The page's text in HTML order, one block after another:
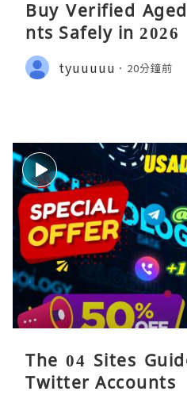
Buy Verified
nts Safely in 2026
tyuuuuu 20分鐘前
The 04 Sites
Twitter Accounts